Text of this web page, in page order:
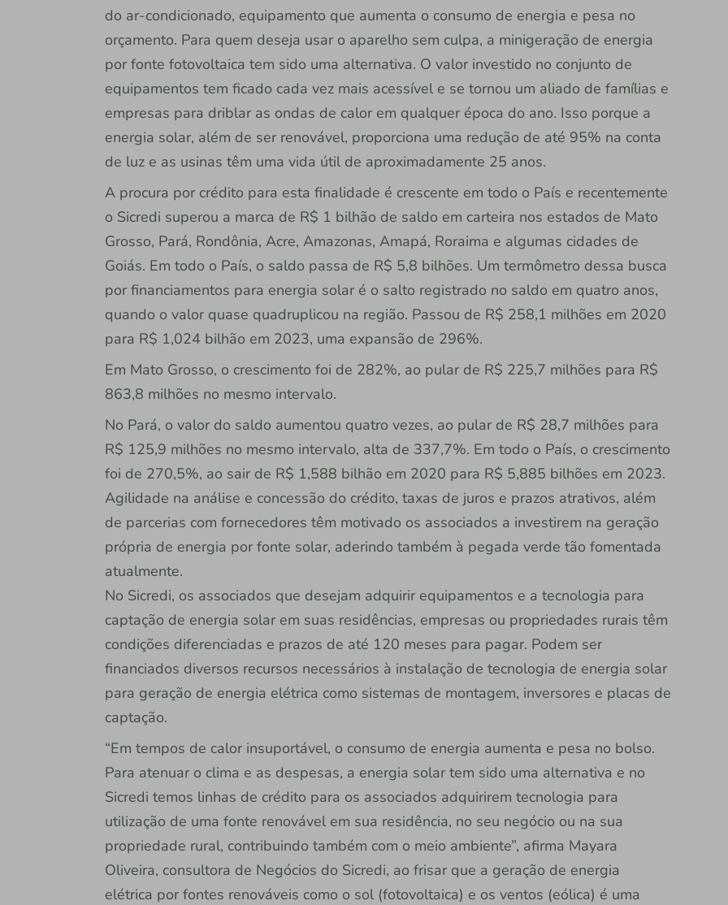
do ar-condicionado, equipamento que aumenta o consumo de energia e pesa no
orçamento. Para quem deseja usar o aparelho sem culpa, a minigeração de energia
por fonte fotovoltaica tem sido uma alternativa. O valor investido no conjunto de
equipamentos tem ficado cada vez mais acessível e se tornou um aliado de famílias e
empresas para driblar as ondas de calor em qualquer época do ano. Isso porque a
energia solar, além de ser renovável, proporciona uma redução de até 95% na conta
de luz e as usinas têm uma vida útil de aproximadamente 25 anos.
A procura por crédito para esta finalidade é crescente em todo o País e recentemente
o Sicredi superou a marca de R$ 1 bilhão de saldo em carteira nos estados de Mato
Grosso, Pará, Rondônia, Acre, Amazonas, Amapá, Roraima e algumas cidades de
Goiás. Em todo o País, o saldo passa de R$ 5,8 bilhões. Um termômetro dessa busca
por financiamentos para energia solar é o salto registrado no saldo em quatro anos,
quando o valor quase quadruplicou na região. Passou de R$ 258,1 milhões em 2020
para R$ 1,024 bilhão em 2023, uma expansão de 296%.
Em Mato Grosso, o crescimento foi de 282%, ao pular de R$ 225,7 milhões para R$
863,8 milhões no mesmo intervalo.
No Pará, o valor do saldo aumentou quatro vezes, ao pular de R$ 28,7 milhões para
R$ 125,9 milhões no mesmo intervalo, alta de 337,7%. Em todo o País, o crescimento
foi de 270,5%, ao sair de R$ 1,588 bilhão em 2020 para R$ 5,885 bilhões em 2023.
Agilidade na análise e concessão do crédito, taxas de juros e prazos atrativos, além
de parcerias com fornecedores têm motivado os associados a investirem na geração
própria de energia por fonte solar, aderindo também à pegada verde tão fomentada
atualmente.
No Sicredi, os associados que desejam adquirir equipamentos e a tecnologia para
captação de energia solar em suas residências, empresas ou propriedades rurais têm
condições diferenciadas e prazos de até 120 meses para pagar. Podem ser
financiados diversos recursos necessários à instalação de tecnologia de energia solar
para geração de energia elétrica como sistemas de montagem, inversores e placas de
captação.
“Em tempos de calor insuportável, o consumo de energia aumenta e pesa no bolso.
Para atenuar o clima e as despesas, a energia solar tem sido uma alternativa e no
Sicredi temos linhas de crédito para os associados adquirirem tecnologia para
utilização de uma fonte renovável em sua residência, no seu negócio ou na sua
propriedade rural, contribuindo também com o meio ambiente”, afirma Mayara
Oliveira, consultora de Negócios do Sicredi, ao frisar que a geração de energia
elétrica por fontes renováveis como o sol (fotovoltaica) e os ventos (eólica) é uma